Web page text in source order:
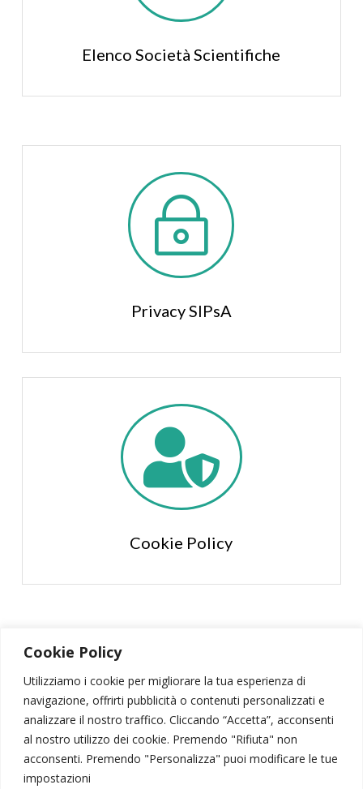
Cookie Policy
Utilizziamo i cookie per migliorare la tua esperienza di
navigazione, offrirti pubblicità o contenuti personalizzati e
analizzare il nostro traffico. Cliccando “Accetta”, acconsenti
al nostro utilizzo dei cookie. Premendo "Rifiuta" non
acconsenti. Premendo "Personalizza" puoi modificare le tue
impostazioni
Elenco Società Scientifiche
~
Privacy SIPsA

Cookie Policy
SIPSA| PSICODRAMMA | ATTIVITÀ SCIENTIFICA
CONTATTI |AREA RISERVATA |NEWSLETTER
© 2026 – Società Italiana di Psicodramma Analitico